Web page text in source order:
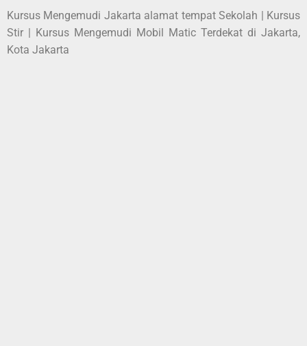
Kursus Mengemudi Jakarta alamat tempat Sekolah | Kursus
Stir | Kursus Mengemudi Mobil Matic Terdekat di Jakarta,
Kota Jakarta